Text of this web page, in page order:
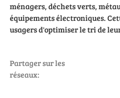
ménagers, déchets verts,
équipements électroniques.
usagers d'optimiser le tri de
Partager sur les
réseaux: